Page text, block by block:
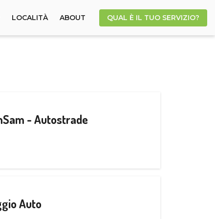
LOCALITÀ ABOUT QUAL È IL TUO SERVIZIO?
- Autostrade
Auto